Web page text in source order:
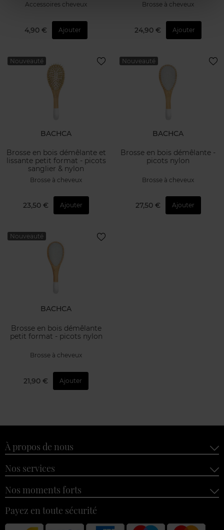
Accessoires cheveux
4,90 € Ajouter
Brosse à cheveux
24,90 € Ajouter
Nouveauté
BACHCA
Brosse en bois démêlante et
lissante petit format - picots
sanglier & nylon
Brosse à cheveux
23,50 € Ajouter
Nouveauté
BACHCA
Brosse en bois démêlante -
picots nylon
Brosse à cheveux
27,50 € Ajouter
Nouveauté
BACHCA
Brosse en bois démêlante
petit format - picots nylon
Brosse à cheveux
21,90 € Ajouter
À propos de nous
Nos services
Nos moments forts
Payez en toute sécurité